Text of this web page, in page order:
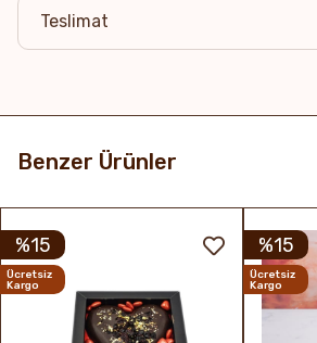
Teslimat
Benzer Ürünler
%15
Ücretsiz
Kargo
%15
Ücretsiz
Kargo